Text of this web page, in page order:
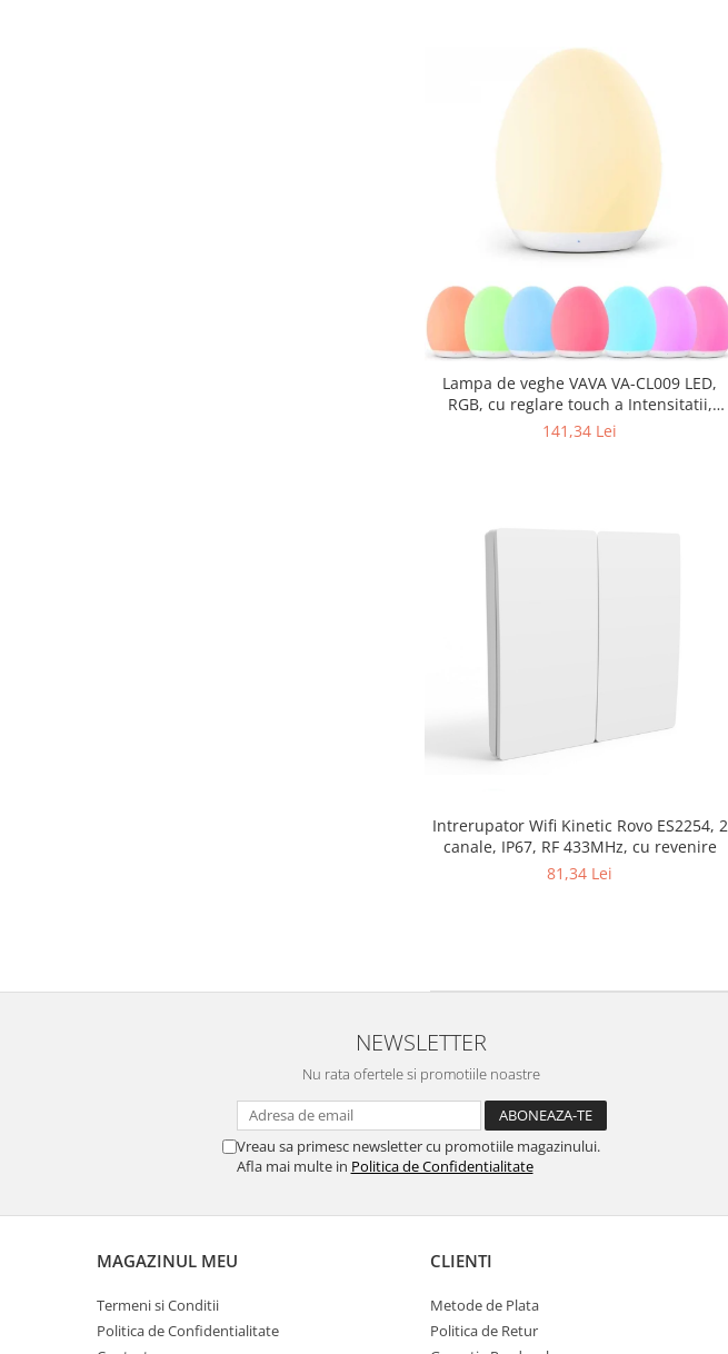
Lampa de veghe VAVA VA-CL009 LED,
RGB, cu reglare touch a Intensitatii,
lumina calda
141,34 Lei
Intrerupator Wifi Kinetic Rovo ES2254, 2
canale, IP67, RF 433MHz, cu revenire
81,34 Lei
NEWSLETTER
Nu rata ofertele si promotiile noastre
Vreau sa primesc newsletter cu promotiile magazinului.
Afla mai multe in Politica de Confidentialitate
MAGAZINUL MEU
Termeni si Conditii
Politica de Confidentialitate
CLIENTI
Metode de Plata
Politica de Retur